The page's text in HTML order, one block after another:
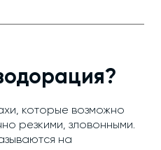
которые возможно
резкими, зловонными.
на